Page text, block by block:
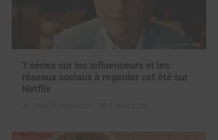
7 séries sur les influenceurs et les
réseaux sociaux à regarder cet été sur
Netflix